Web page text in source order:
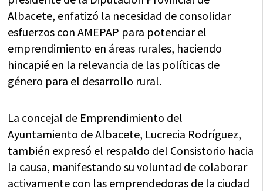
Albacete, enfatizó la necesidad de consolidar
esfuerzos con AMEPAP para potenciar el
emprendimiento en áreas rurales, haciendo
hincapié en la relevancia de las políticas de
género para el desarrollo rural.
La concejal de Emprendimiento del
Ayuntamiento de Albacete, Lucrecia Rodríguez,
también expresó el respaldo del Consistorio hacia
la causa, manifestando su voluntad de colaborar
activamente con las emprendedoras de la ciudad